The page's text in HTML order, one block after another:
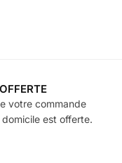
votre commande
est offerte.